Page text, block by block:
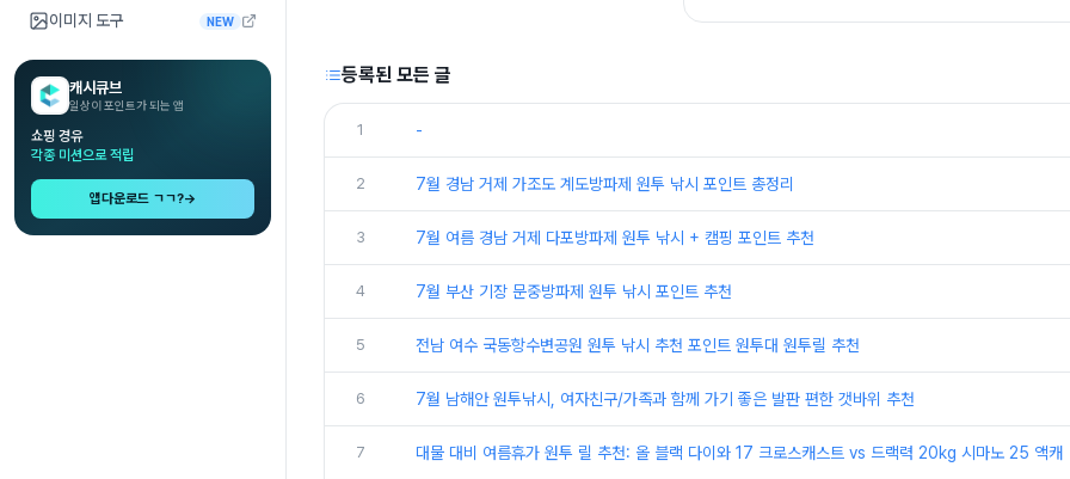
이미지 도구 NEW
캐시큐브
일상이 포인트가 되는 앱
쇼핑 경유
각종 미션으로 적립
앱다운로드 ㄱㄱ?→
등록된 모든 글
1 -
2 7월 경남 거제 가조도 계도방파제 원투 낚시 포인트 총정리
3 7월 여름 경남 거제 다포방파제 원투 낚시 + 캠핑 포인트 추천
4 7월 부산 기장 문중방파제 원투 낚시 포인트 추천
5 전남 여수 국동항수변공원 원투 낚시 추천 포인트 원투대 원투릴 추천
6 7월 남해안 원투낚시, 여자친구/가족과 함께 가기 좋은 발판 편한 갯바위 추천
7 대물 대비 여름휴가 원투 릴 추천: 올 블랙 다이와 17 크로스캐스트 vs 드랙력 20kg 시마노 25 액캐